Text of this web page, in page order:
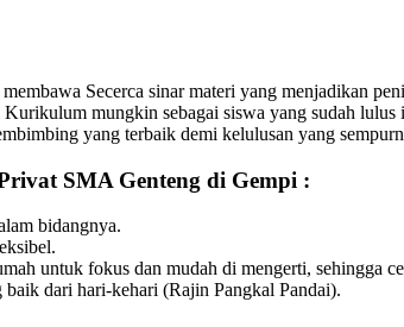
Secerca sinar materi yang menjadikan
Kurikulum mungkin sebagai siswa yang sudah
yang terbaik demi kelulusan yang
SMA Genteng di Gempi :
bidangnya.
untuk fokus dan mudah di mengerti, sehingga
dari hari-kehari (Rajin Pangkal Pandai).